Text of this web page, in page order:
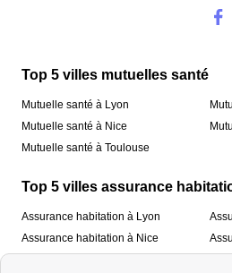
Top 5 villes mutuelles santé
Mutuelle santé à Lyon
Mutuelle santé à Nice
Mutuelle santé à Toulouse
Top 5 villes assurance
Assurance habitation à Lyon
Assurance habitation à Nice